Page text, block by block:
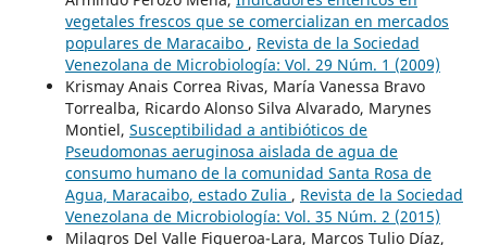
vegetales frescos que se comercializan en mercados
populares de Maracaibo , Revista de la Sociedad
Venezolana de Microbiología: Vol. 29 Núm. 1 (2009)
Krismay Anais Correa Rivas, María Vanessa Bravo
Torrealba, Ricardo Alonso Silva Alvarado, Marynes
Montiel, Susceptibilidad a antibióticos de
Pseudomonas aeruginosa aislada de agua de
consumo humano de la comunidad Santa Rosa de
Agua, Maracaibo, estado Zulia , Revista de la Sociedad
Venezolana de Microbiología: Vol. 35 Núm. 2 (2015)
Milagros Del Valle Figueroa-Lara, Marcos Tulio Díaz,